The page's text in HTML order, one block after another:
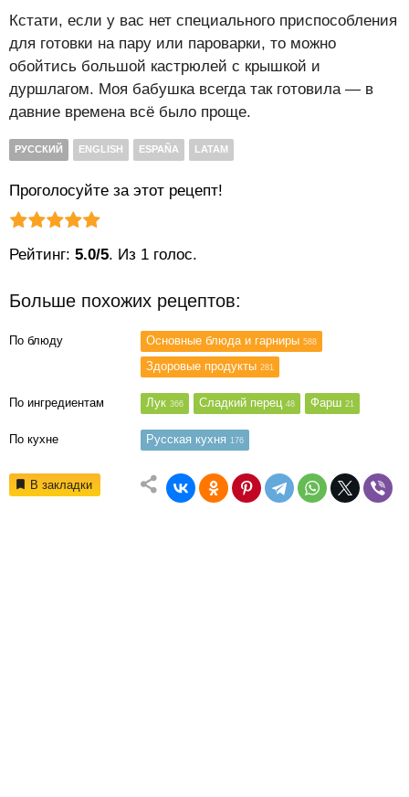
Кстати, если у вас нет специального приспособления
для готовки на пару или пароварки, то можно
обойтись большой кастрюлей с крышкой и
дуршлагом. Моя бабушка всегда так готовила — в
давние времена всё было проще.
РУССКИЙ ENGLISH ESPAÑA LATAM
Проголосуйте за этот рецепт!
Рейтинг статьи:
Рейтинг: 5.0/5. Из 1 голос.
Больше похожих рецептов:
По блюду Основные блюда и гарниры 588
Здоровые продукты 281
По ингредиентам Лук 366 Сладкий перец 48 Фарш 21
По кухне Русская кухня 176
В закладки